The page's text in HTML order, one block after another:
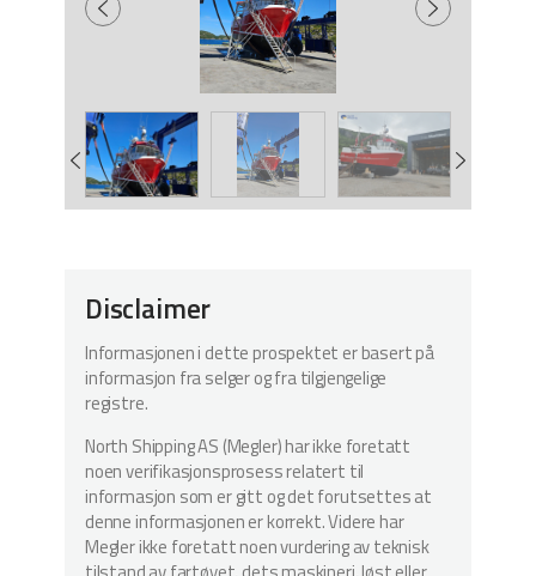
Disclaimer
Informasjonen i dette prospektet er basert på
informasjon fra selger og fra tilgjengelige
registre.
North Shipping AS (Megler) har ikke foretatt
noen verifikasjonsprosess relatert til
informasjon som er gitt og det forutsettes at
denne informasjonen er korrekt. Videre har
Megler ikke foretatt noen vurdering av teknisk